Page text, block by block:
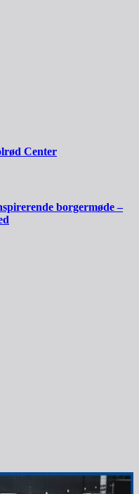
Center
borgermøde –